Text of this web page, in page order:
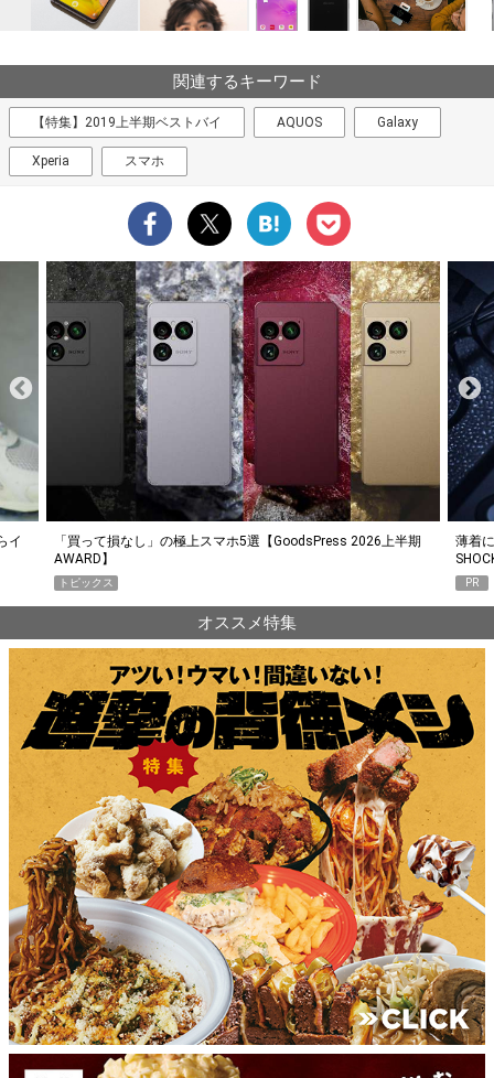
関連するキーワード
【特集】2019上半期ベストバイ AQUOS Galaxy
Xperia スマホ
イ
「買って損なし」の極上スマホ5選【GoodsPress 2026上半期
AWARD】
トピックス
薄着
PR
オススメ特集